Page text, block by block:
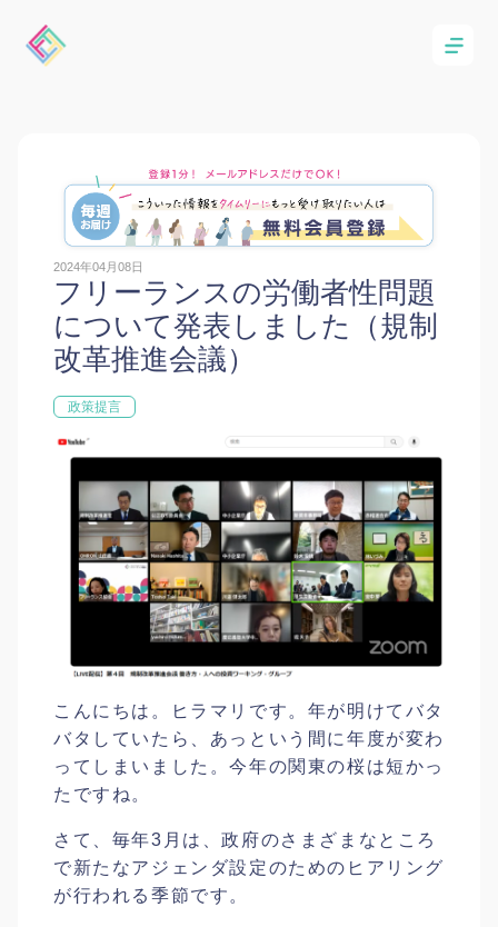
2024年04月08日
フリーランスの労働者性問題
について発表しました（規制
改革推進会議）
政策提言
こんにちは。ヒラマリです。年が明けてバタ
バタしていたら、あっという間に年度が変わ
ってしまいました。今年の関東の桜は短かっ
たですね。
さて、毎年3月は、政府のさまざまなところ
で新たなアジェンダ設定のためのヒアリング
が行われる季節です。